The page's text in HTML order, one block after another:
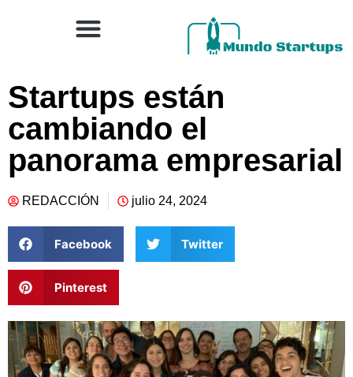
Startups están
cambiando el
panorama empresarial
REDACCIÓN julio 24, 2024
Facebook Twitter
Pinterest